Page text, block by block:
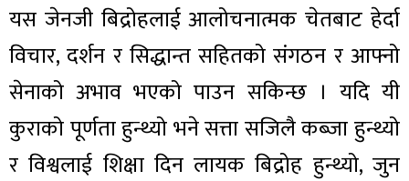
यस जेनजी बिद्रोहलाई आलोचनात्मक चेतबाट हेर्दा
विचार, दर्शन र सिद्धान्त सहितको संगठन र आफ्नो
सेनाको अभाव भएको पाउन सकिन्छ । यदि यी
कुराको पूर्णता हुन्थ्यो भने सत्ता सजिलै कब्जा हुन्थ्यो
र विश्वलाई शिक्षा दिन लायक बिद्रोह हुन्थ्यो, जुन